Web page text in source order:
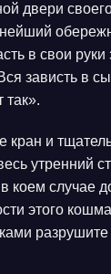
двери
в свои
зависть в
так».
кран и
утренний
коем случае
этого